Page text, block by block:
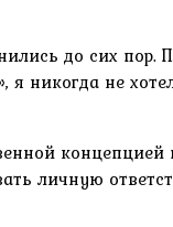
до сих пор.
никогда не
личную